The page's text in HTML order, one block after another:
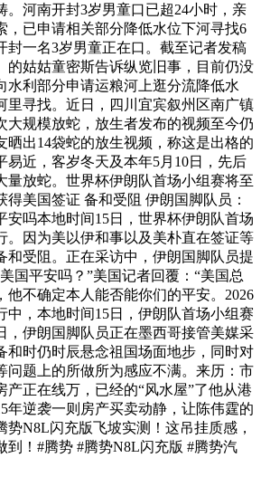
。河南开封3岁男童口已超24小时，亲
，已申请相关部分降低水位下河寻找6
封一名3岁男童正在口。截至记者发稿
的姑姑童密斯告诉纵览旧事，目前仍没
水利部分申请运粮河上逛分流降低水
里寻找。近日，四川宜宾叙州区南广镇
大规模放蛇，放生者发布的视频至今仍
晒出14袋蛇的放生视频，称这是出格的
易近，客岁冬天及本年5月10日，先后
量放蛇。世界杯伊朗队首场小组赛将至
美国签证 备和受阻 伊朗国脚队员：
安吗本地时间15日，世界杯伊朗队首场
。因为美以伊和事以及美朴直在签证等
和受阻。正在采访中，伊朗国脚队员提
国平安吗？”美国记者回覆：“美国总
他不确定本人能否能你们的平安。2026
中，本地时间15日，伊朗队首场小组赛
，伊朗国脚队员正在墨西哥接管美媒采
和时仍时辰悬念祖国场面地步，同时对
问题上的所做所为感应不满。来历：市
产正在线万，已经的“风水屋”了他从港
年逆袭一则房产买卖动静，让陈伟霆的
势N8L闪充版飞坡实测！这吊挂质感，
到！#腾势 #腾势N8L闪充版 #腾势汽